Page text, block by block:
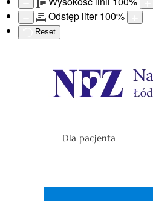
Odstęp liter100%
Reset
Dla pacjenta